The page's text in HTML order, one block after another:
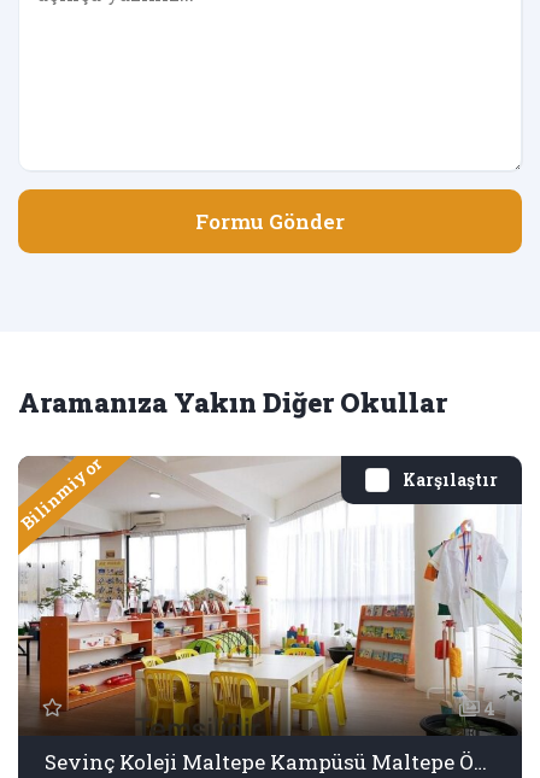
Formu Gönder
Aramanıza Yakın Diğer Okullar
Karşılaştır
Bilinmiyor
4
Sevinç Koleji Maltepe Kampüsü Maltepe Özel Okul